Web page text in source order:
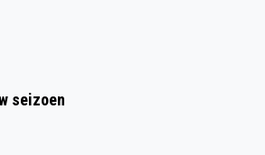
seizoen